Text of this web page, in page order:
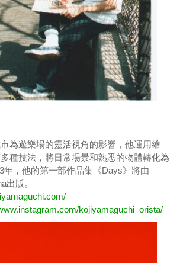
為遊樂場的靈活視角的影響，他運用繪
種技法，將日常場景和熟悉的物體轉化為
年，他的第一部作品集《Days》將由
出版。
kojiyamaguchi_orista/